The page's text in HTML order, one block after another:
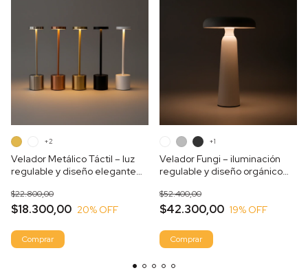
Velador Metálico Táctil – luz
regulable y diseño elegante
$18.300,00
$22.800,00
20% OFF
+2
Comprar
Velador Fungi – iluminación
regulable y diseño orgánico
$42.300,00
$52.400,00
19% OFF
+1
Comprar